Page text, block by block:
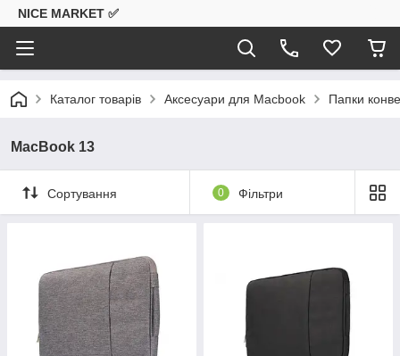
NICE MARKET ✅
Каталог товарів Аксесуари для Macbook Папки
MacBook 13
Сортування 0 Фільтри